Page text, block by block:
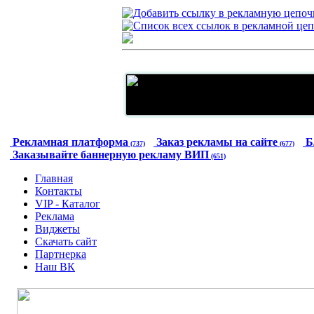
Рекламная платформа (737) Заказ рекламы на сайте (677)
Заказывайте баннерную рекламу ВИП (651)
Главная
Контакты
VIP - Каталог
Реклама
Виджеты
Скачать сайт
Партнерка
Наш ВК